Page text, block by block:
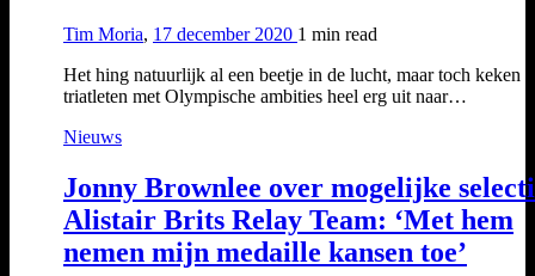
Tim Moria, 17 december 2020 1 min read
Het hing natuurlijk al een beetje in de lucht, maar toch keken
triatleten met Olympische ambities heel erg uit naar…
Nieuws
Jonny Brownlee over mogelijke
Alistair Brits Relay Team: ‘Met hem
nemen mijn medaille kansen toe’